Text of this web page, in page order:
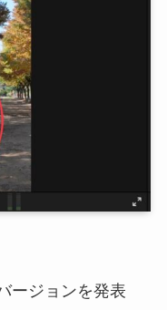
ージョンを発表